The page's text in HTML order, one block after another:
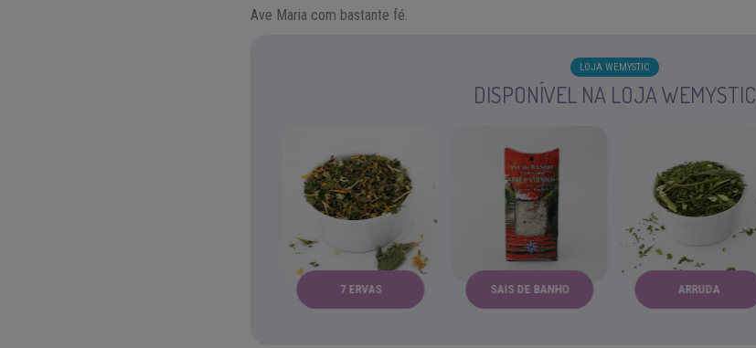
Ave Maria com bastante fé.
LOJA WEMYSTIC
DISPONÍVEL NA LOJA WEMYSTIC
7 ERVAS SAIS DE BANHO ARRUDA